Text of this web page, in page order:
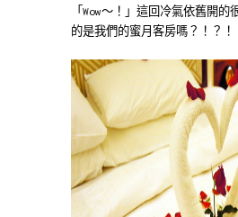
「Wow～！」這回冷氣依舊開
的是我們的蜜月客房嗎？！？！